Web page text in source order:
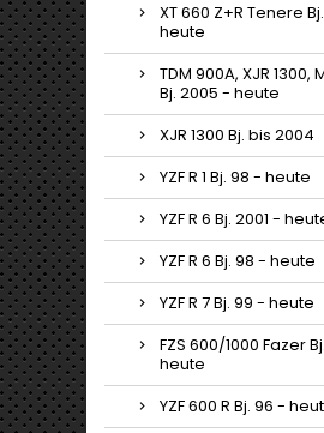
XT 660 Z+R Tenere
heute
TDM 900A, XJR 1300,
Bj. 2005 - heute
XJR 1300 Bj. bis 2004
YZF R 1 Bj. 98 - heute
YZF R 6 Bj. 2001 -
YZF R 6 Bj. 98 - heute
YZF R 7 Bj. 99 - heute
FZS 600/1000 Fazer
heute
YZF 600 R Bj. 96 -